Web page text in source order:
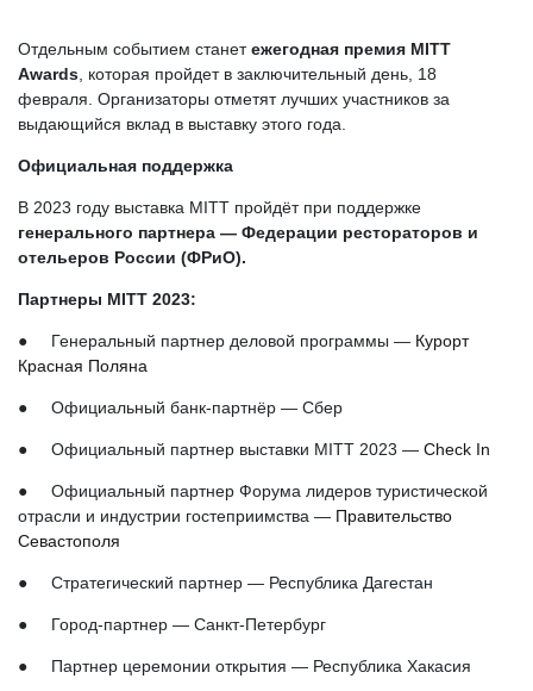
Отдельным событием станетежегодная премия MITT
Awards , которая пройдет в заключительный день, 18
февраля. Организаторы отметят лучших участников за
выдающийся вклад в выставку этого года.
Официальная поддержка
В 2023 году выставка MITT пройдёт при поддержке
генерального партнера — Федерации рестораторов и
отельеров России (ФРиО).
Партнеры MITT 2023:
● Генеральный партнер деловой программы — Курорт
Красная Поляна
● Официальный банк-партнёр — Сбер
● Официальный партнер выставки MITT 2023 — Check In
● Официальный партнер Форума лидеров туристической
отрасли и индустрии гостеприимства — Правительство
Севастополя
● Стратегический партнер — Республика Дагестан
● Город-партнер — Санкт-Петербург
● Партнер церемонии открытия — Республика Хакасия